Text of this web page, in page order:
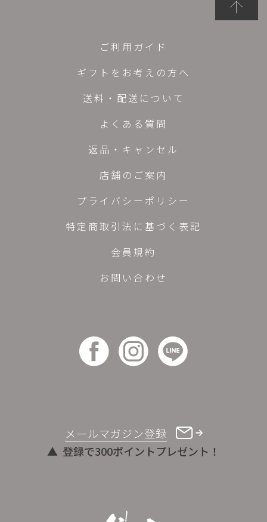
メールマガジン登録
登録で300ポイントプレゼント！
ご利用ガイド
ギフトをお考えの方へ
送料・配送について
よくある質問
返品・キャンセル
店舗のご案内
プライバシーポリシー
特定商取引法に基づく表記
会員規約
お問い合わせ